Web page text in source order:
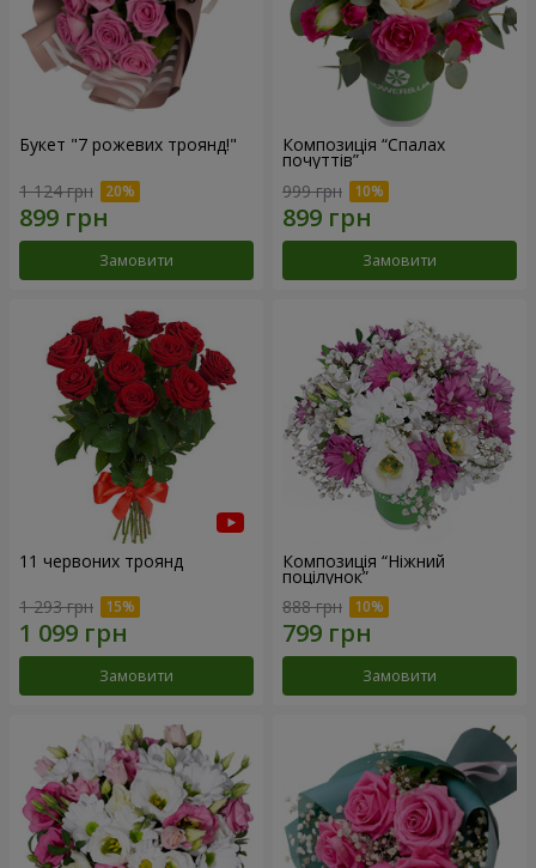
Букет "7 рожевих троянд!"
1 124 грн
Замовити
Композиція “Спалах
почуттів”
999 грн
Замовити
11 червоних троянд
1 293 грн
Замовити
Композиція “Ніжний
поцілунок”
888 грн
Замовити